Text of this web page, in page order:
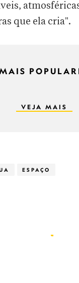
que ela cria".
VEJA MAIS
ESPAÇO